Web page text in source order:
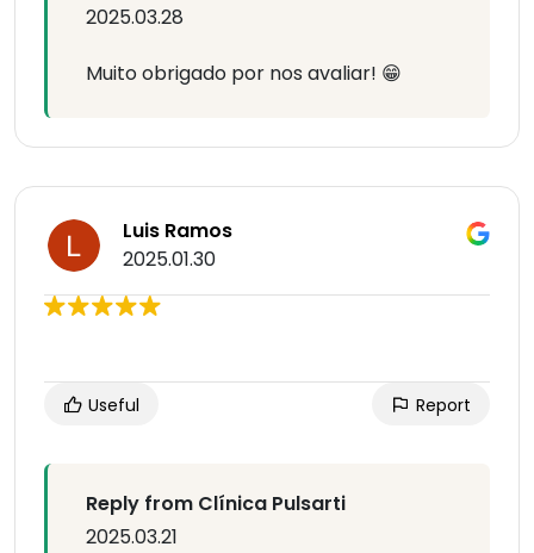
2025.03.28
Muito obrigado por nos avaliar! 😁
Luis Ramos
2025.01.30
Useful Report
Reply from Clínica Pulsarti
2025.03.21